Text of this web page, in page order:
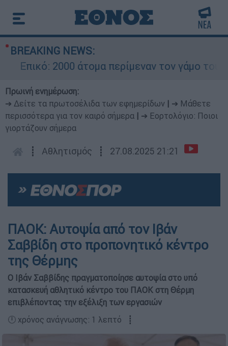
BREAKING NEWS:
Επικό: 2000 άτομα περίμεναν τον γάμο του
Πρωινή ενημέρωση:
➔ Δείτε τα πρωτοσέλιδα των εφημερίδων
➔ Μάθετε
περισσότερα για τον καιρό σήμερα
➔ Εορτολόγιο: Ποιοι
γιορτάζουν σήμερα
┋ Αθλητισμός ┋ 27.08.2025 21:21
ΠΑΟΚ: Αυτοψία από τον Ιβάν
Σαββίδη στο προπονητικό κέντρο
της Θέρμης
Ο Ιβάν Σαββίδης πραγματοποίησε αυτοψία στο υπό
κατασκευή αθλητικό κέντρο του ΠΑΟΚ στη Θέρμη
επιβλέποντας την εξέλιξη των εργασιών
🕛 χρόνος ανάγνωσης: 1 λεπτό ┋